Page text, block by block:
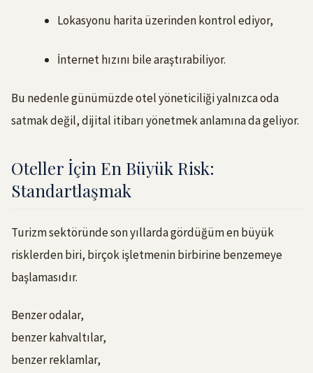
Lokasyonu harita üzerinden kontrol ediyor,
İnternet hızını bile araştırabiliyor.
Bu nedenle günümüzde otel yöneticiliği yalnızca oda
satmak değil, dijital itibarı yönetmek anlamına da geliyor.
Oteller İçin En Büyük Risk:
Standartlaşmak
Turizm sektöründe son yıllarda gördüğüm en büyük
risklerden biri, birçok işletmenin birbirine benzemeye
başlamasıdır.
Benzer odalar,
benzer kahvaltılar,
benzer reklamlar,